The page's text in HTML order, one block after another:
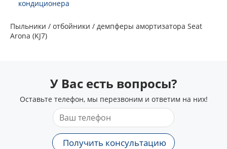
кондиционера
Пыльники / отбойники / демпферы амортизатора Seat
Arona (KJ7)
У Вас есть вопросы?
Оставьте телефон, мы перезвоним и ответим на них!
Получить консультацию